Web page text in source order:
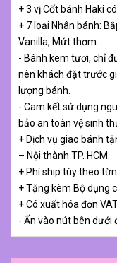
+ 3 vị Cốt bánh Haki
+ 7 loại Nhân bánh:
Vanilla, Mứt thơm…
- Bánh kem tươi, chỉ
nên khách đặt trước
lượng bánh.
- Cam kết sử dụng
bảo an toàn vệ sinh
+ Dịch vụ giao bánh
– Nội thành TP. HCM.
+ Phí ship tùy theo
+ Tặng kèm Bộ dụng
+ Có xuất hóa đơn
- Ấn vào nút bên dưới